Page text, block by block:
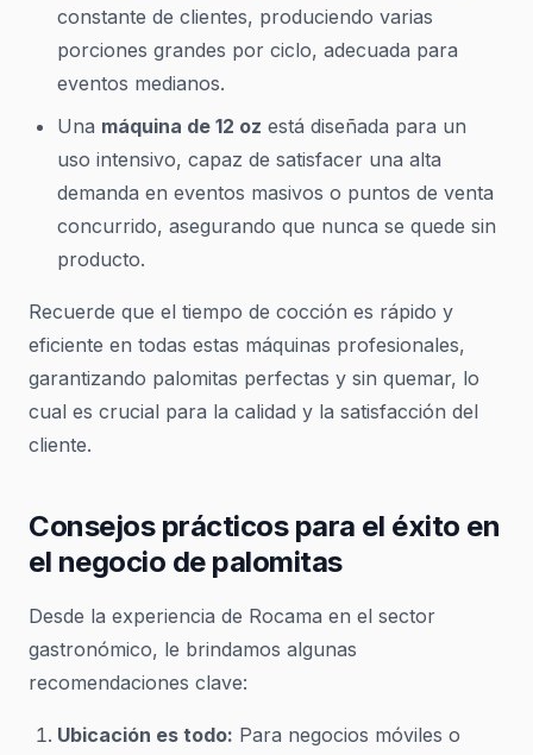
constante de clientes, produciendo varias
porciones grandes por ciclo, adecuada para
eventos medianos.
Una máquina de 12 oz está diseñada para un
uso intensivo, capaz de satisfacer una alta
demanda en eventos masivos o puntos de venta
concurrido, asegurando que nunca se quede sin
producto.
Recuerde que el tiempo de cocción es rápido y
eficiente en todas estas máquinas profesionales,
garantizando palomitas perfectas y sin quemar, lo
cual es crucial para la calidad y la satisfacción del
cliente.
Consejos prácticos para el éxito en
el negocio de palomitas
Desde la experiencia de Rocama en el sector
gastronómico, le brindamos algunas
recomendaciones clave:
Ubicación es todo: Para negocios móviles o